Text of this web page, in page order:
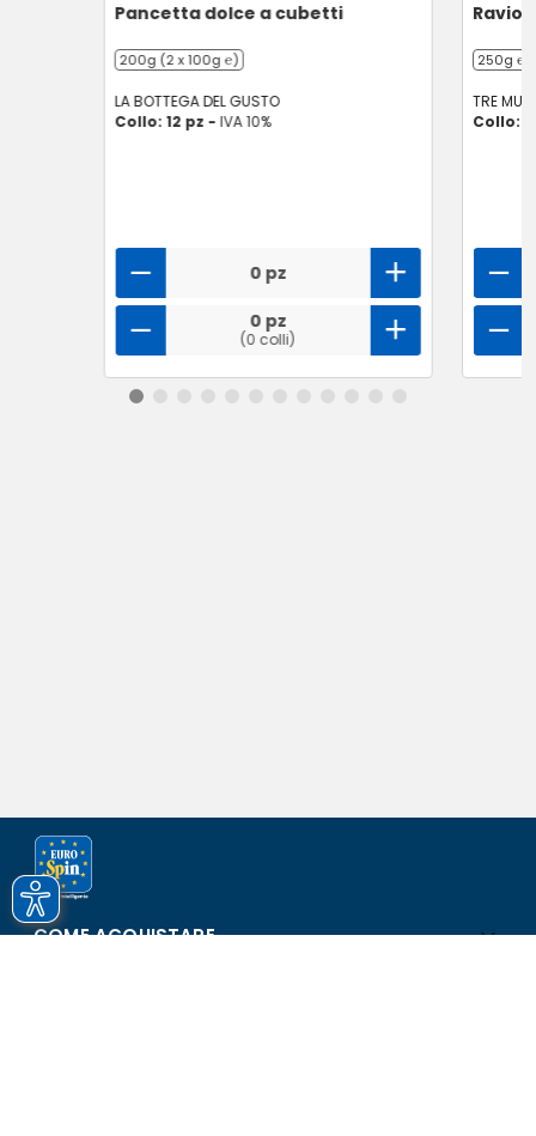
Pancetta dolce a cubetti
200g (2 x 100g ℮)
LA BOTTEGA DEL GUSTO
Collo: 12 pz - IVA 10%
0 pz
0 pz
(0 colli)
250g ℮
TRE
Collo:
COME ACQUISTARE